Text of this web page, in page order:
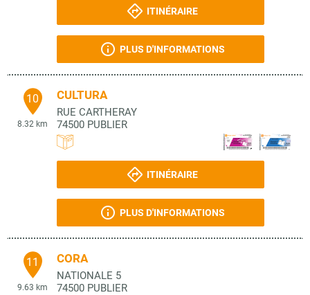
ITINÉRAIRE
PLUS D'INFORMATIONS
10
8.32 km
CULTURA
RUE CARTHERAY
74500 PUBLIER
ITINÉRAIRE
PLUS D'INFORMATIONS
11
9.63 km
CORA
NATIONALE 5
74500 PUBLIER